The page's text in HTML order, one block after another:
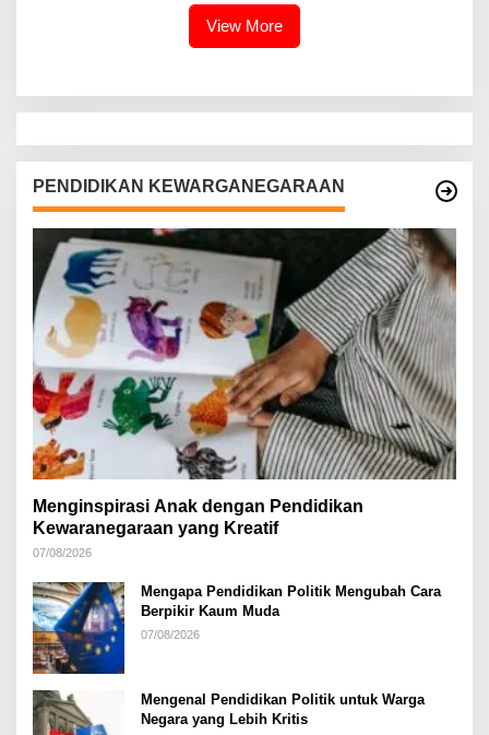
View More
PENDIDIKAN KEWARGANEGARAAN
Menginspirasi Anak dengan Pendidikan
Kewaranegaraan yang Kreatif
07/08/2026
Mengapa Pendidikan Politik Mengubah Cara
Berpikir Kaum Muda
07/08/2026
Mengenal Pendidikan Politik untuk Warga
Negara yang Lebih Kritis